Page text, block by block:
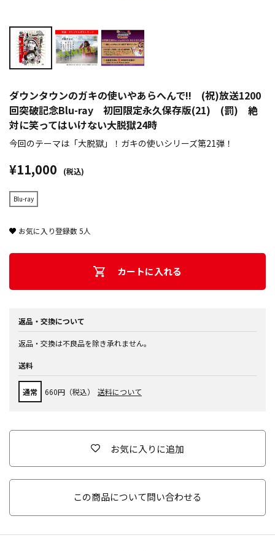
ダウンタウンのガキの使いやあらへんで!! (祝)放送1200
回突破記念Blu-ray 初回限定永久保存版(21) (罰) 絶
対に笑ってはいけない大脱獄24時
今回のテーマは「大脱獄」！ガキの使いシリーズ第21弾！
¥11,000 (税込)
Blu-ray
お気に入り登録数5人
カートに入れる
返品・交換について
返品・交換は不良品を除き承れません。
送料
通常 660円（税込） 送料について
お気に入りに追加
この商品について問い合わせる